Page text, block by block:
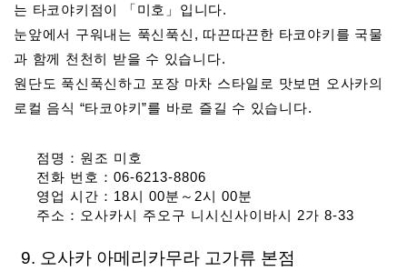
는 타코야키점이 「미호」입니다.
눈앞에서 구워내는 푹신푹신, 따끈따끈한 타코야키를 국물
과 함께 천천히 받을 수 있습니다.
원단도 푹신푹신하고 포장 마차 스타일로 맛보면 오사카의
로컬 음식 “타코야키”를 바로 즐길 수 있습니다.
점명：원조 미호
전화 번호：06-6213-8806
영업 시간：18시 00분～2시 00분
주소：오사카시 주오구 니시신사이바시 2가 8-33
9. 오사카 아메리카무라 고가류 본점